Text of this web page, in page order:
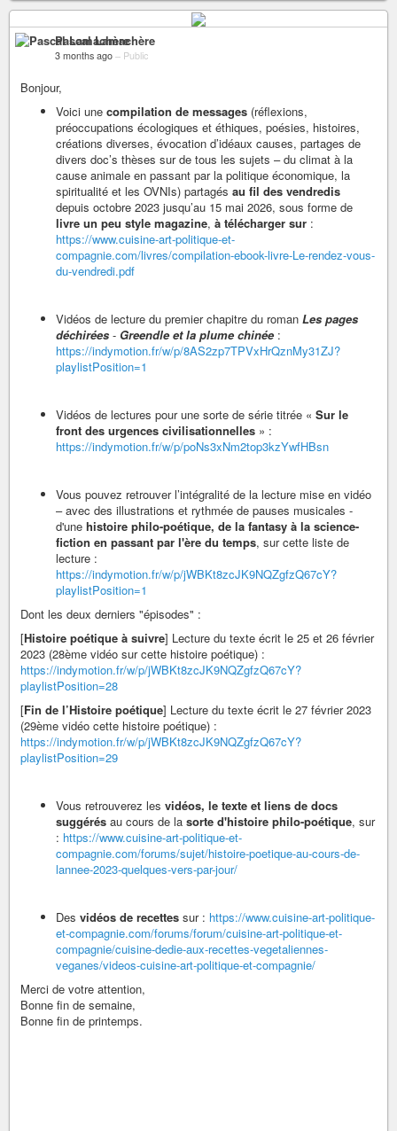
Pascal Lamachère
3 months ago – Public
Bonjour,
Voici une compilation de messages (réflexions,
préoccupations écologiques et éthiques, poésies, histoires,
créations diverses, évocation d’idéaux causes, partages de
divers doc’s thèses sur de tous les sujets – du climat à la
cause animale en passant par la politique économique, la
spiritualité et les OVNIs) partagés au fil des vendredis
depuis octobre 2023 jusqu’au 15 mai 2026, sous forme de
livre un peu style magazine, à télécharger sur :
https://www.cuisine-art-politique-et-
compagnie.com/livres/compilation-ebook-livre-Le-rendez-vous-
du-vendredi.pdf
Vidéos de lecture du premier chapitre du roman Les pages
déchirées - Greendle et la plume chinée :
https://indymotion.fr/w/p/8AS2zp7TPVxHrQznMy31ZJ?
playlistPosition=1
Vidéos de lectures pour une sorte de série titrée « Sur le
front des urgences civilisationnelles » :
https://indymotion.fr/w/p/poNs3xNm2top3kzYwfHBsn
Vous pouvez retrouver l’intégralité de la lecture mise en vidéo
– avec des illustrations et rythmée de pauses musicales -
d'une histoire philo-poétique, de la fantasy à la science-
fiction en passant par l'ère du temps, sur cette liste de
lecture :
https://indymotion.fr/w/p/jWBKt8zcJK9NQZgfzQ67cY?
playlistPosition=1
Dont les deux derniers "épisodes" :
[Histoire poétique à suivre] Lecture du texte écrit le 25 et 26 février
2023 (28ème vidéo sur cette histoire poétique) :
https://indymotion.fr/w/p/jWBKt8zcJK9NQZgfzQ67cY?
playlistPosition=28
[Fin de l’Histoire poétique] Lecture du texte écrit le 27 février 2023
(29ème vidéo cette histoire poétique) :
https://indymotion.fr/w/p/jWBKt8zcJK9NQZgfzQ67cY?
playlistPosition=29
Vous retrouverez les vidéos, le texte et liens de docs
suggérés au cours de la sorte d'histoire philo-poétique, sur
: https://www.cuisine-art-politique-et-
compagnie.com/forums/sujet/histoire-poetique-au-cours-de-
lannee-2023-quelques-vers-par-jour/
Des vidéos de recettes sur : https://www.cuisine-art-politique-
et-compagnie.com/forums/forum/cuisine-art-politique-et-
compagnie/cuisine-dedie-aux-recettes-vegetaliennes-
veganes/videos-cuisine-art-politique-et-compagnie/
Merci de votre attention,
Bonne fin de semaine,
Bonne fin de printemps.